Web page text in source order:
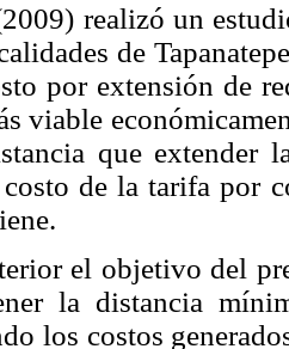
realizó un
de
por extensión de
viable
que extender
de la tarifa por
el objetivo del
la distancia
los costos